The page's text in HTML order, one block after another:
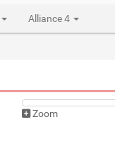
Alliance 4
Zoom